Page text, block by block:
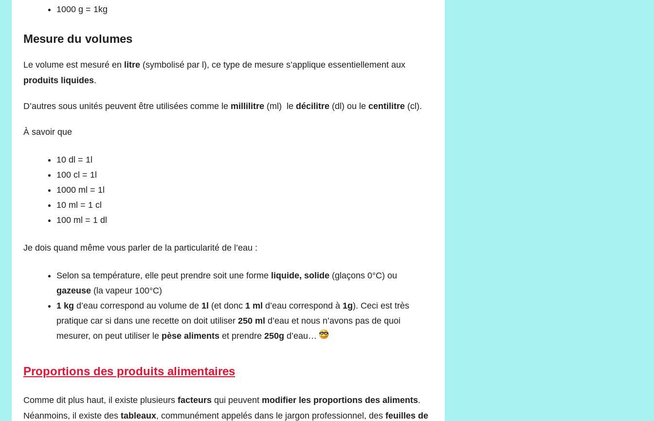
1000 g = 1kg
Mesure du volumes
Le volume est mesuré en litre (symbolisé par l), ce type de mesure s’applique essentiellement aux
produits liquides.
D’autres sous unités peuvent être utilisées comme le millilitre (ml) le décilitre (dl) ou le centilitre (cl).
À savoir que
10 dl = 1l
100 cl = 1l
1000 ml = 1l
10 ml = 1 cl
100 ml = 1 dl
Je dois quand même vous parler de la particularité de l’eau :
Selon sa température, elle peut prendre soit une forme liquide, solide (glaçons 0°C) ou
gazeuse (la vapeur 100°C)
1 kg d’eau correspond au volume de 1l (et donc 1 ml d’eau correspond à 1g). Ceci est très
pratique car si dans une recette on doit utiliser 250 ml d’eau et nous n’avons pas de quoi
mesurer, on peut utiliser le pèse aliments et prendre 250g d’eau…
Proportions des produits alimentaires
Comme dit plus haut, il existe plusieurs facteurs qui peuvent modifier les proportions des aliments.
Néanmoins, il existe des tableaux, communément appelés dans le jargon professionnel, des feuilles de